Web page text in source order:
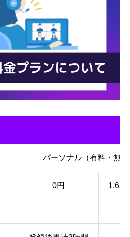
パーソナル（有料・無
0円 1,650